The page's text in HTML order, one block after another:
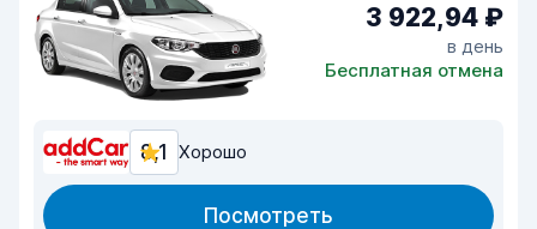
3 922,94 ₽
в день
Бесплатная отмена
8,1 Хорошо
Посмотреть